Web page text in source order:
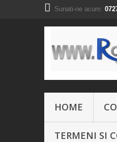
Sunati-ne acum:
HOME
TERMENI SI